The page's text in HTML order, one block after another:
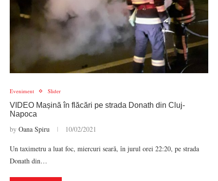
Eveniment Slider
VIDEO Mașină în flăcări pe strada Donath din Cluj-
Napoca
by Oana Spiru 10/02/2021
Un taximetru a luat foc, miercuri seară, în jurul orei 22:20, pe strada
Donath din…